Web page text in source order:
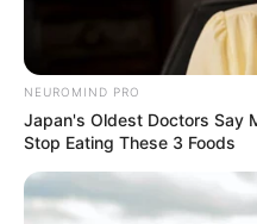
NEUROMIND PRO
Japan's Oldest Doctors Say
Stop Eating These 3 Foods